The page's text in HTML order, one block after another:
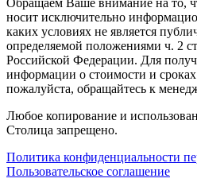
носит исключительно
каких условиях не является
определяемой положениями ч. 2
Российской Федерации. Для
информации о стоимости и
пожалуйста, обращайтесь к
Любое копирование и
Столица запрещено.
Политика конфиденциальности
Пользовательское соглашение